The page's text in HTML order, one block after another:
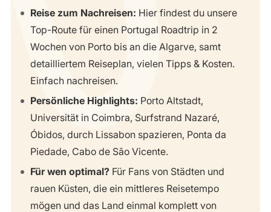
Reise zum Nachreisen: Hier findest du unsere
Top-Route für einen Portugal Roadtrip in 2
Wochen von Porto bis an die Algarve, samt
detailliertem Reiseplan, vielen Tipps & Kosten.
Einfach nachreisen.
Persönliche Highlights: Porto Altstadt,
Universität in Coimbra, Surfstrand Nazaré,
Óbidos, durch Lissabon spazieren, Ponta da
Piedade, Cabo de São Vicente.
Für wen optimal? Für Fans von Städten und
rauen Küsten, die ein mittleres Reisetempo
mögen und das Land einmal komplett von